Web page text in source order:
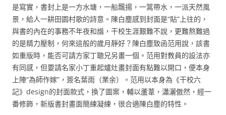
是寫實，書封上是一方水塘，一船飄揚，一篙帶水，一派天然風
景，給人一耕田園村歌的詩意。陳白塵感到封面是“貼”上往的，
與書的內在的事務不年夜和諧，干校生涯艱難不說，更難熬難過
的是精力壓制，何來這般的歲月靜好？陳白塵致函范用說，該書
如重版時，能否可請方家丁聰兄另畫一個。范用對教員的設法亦
有同感，但要請名家小丁重起爐灶畫封面有點難以開口，便本身
上陣“為師作嫁”，簽名葉雨（業余）。范用以本身為《干校六
記》design的封面款式，換了圖案，輔以蘆葦，瀟灑傲然，經一
番修飾，新版書封畫面簡練凝練，很合適陳白塵的特性。